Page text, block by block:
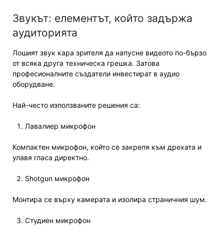
Звукът: елементът, който задържа
аудиторията
Лошият звук кара зрителя да напусне видеото по-бързо
от всяка друга техническа грешка. Затова
професионалните създатели инвестират в аудио
оборудване.
Най-често използваните решения са:
Лавалиер микрофон
Компактен микрофон, който се закрепя към дрехата и
улавя гласа директно.
Shotgun микрофон
Монтира се върху камерата и изолира страничния шум.
Студиен микрофон